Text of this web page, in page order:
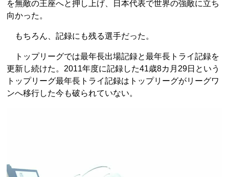
を無敵の王座へと押し上げ、日本代表で世界の強敵に立ち
向かった。
もちろん、記録にも残る選手だった。
トップリーグでは最年長出場記録と最年長トライ記録を
更新し続けた。2011年度に記録した41歳8カ月29日という
トップリーグ最年長トライ記録はトップリーグがリーグワ
ンへ移行した今も破られていない。